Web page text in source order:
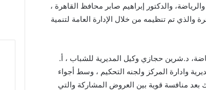
والدكتور إبراهيم صابر محافظ القاهرة ،
والذي تم تنظيمه من خلال الإدارة العامة لتنمية
د.شرين حجازي وكيل المديرية للشباب ، أ.
وادارة المركز ولجنه التحكيم ، وسط أجواء
بعد منافسة قوية بين العروض المشاركة والتي